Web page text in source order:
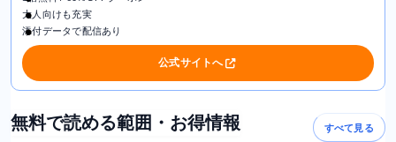
大人向けも充実
添付データで配信あり
公式サイトへ
無料で読める範囲・お得情報 すべて見る